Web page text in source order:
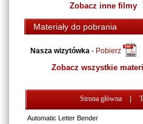
Zobacz inne filmy
Materiały do pobrania
Nasza wizytówka - Pobierz
Zobacz wszystkie
Strona główna
Automatic Letter Bender